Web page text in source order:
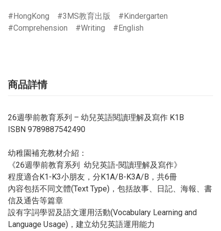
HongKong 3MS教育出版
Kindergarten
Comprehension
Writing English
商品詳情
26週學前教育系列 – 幼兒英語閱讀理解及寫作 K1B
ISBN 9789887542490
幼稚園補充教材介紹：
《26週學前教育系列 幼兒英語-閱讀理解及寫作》
程度適合 K1-K3小朋友，分 K1A/B-K3A/B ，共6冊
內容包括不同文體(Text Type) ，包括故事、日記、海報、書
信及通告等篇章
設有字詞學習及語文運用活動(Vocabulary Learning and
Language Usage) ，建立幼兒英語運用能力